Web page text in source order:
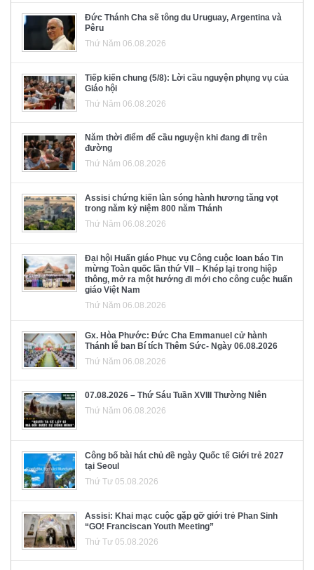
Đức Thánh Cha sẽ tông du Uruguay, Argentina và
Pêru
Thứ Năm 06.08.2026
Tiếp kiến chung (5/8): Lời cầu nguyện phụng vụ của
Giáo hội
Thứ Năm 06.08.2026
Năm thời điểm để cầu nguyện khi đang đi trên
đường
Thứ Năm 06.08.2026
Assisi chứng kiến làn sóng hành hương tăng vọt
trong năm kỷ niệm 800 năm Thánh
Thứ Năm 06.08.2026
Đại hội Huấn giáo Phục vụ Công cuộc loan báo Tin
mừng Toàn quốc lần thứ VII – Khép lại trong hiệp
thông, mở ra một hướng đi mới cho công cuộc huấn
giáo Việt Nam
Thứ Năm 06.08.2026
Gx. Hòa Phước: Đức Cha Emmanuel cử hành
Thánh lễ ban Bí tích Thêm Sức- Ngày 06.08.2026
Thứ Năm 06.08.2026
07.08.2026 – Thứ Sáu Tuần XVIII Thường Niên
Thứ Năm 06.08.2026
Công bố bài hát chủ đề ngày Quốc tế Giới trẻ 2027
tại Seoul
Thứ Tư 05.08.2026
Assisi: Khai mạc cuộc gặp gỡ giới trẻ Phan Sinh
“GO! Franciscan Youth Meeting”
Thứ Tư 05.08.2026